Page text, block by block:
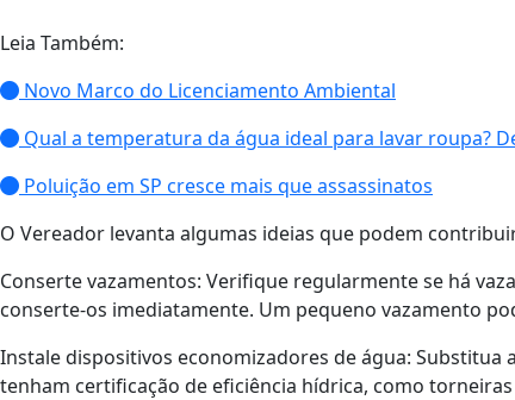
Leia Também:
Novo Marco do Licenciamento Ambiental
Qual a temperatura da água ideal para lavar roupa?
Poluição em SP cresce mais que assassinatos
O Vereador levanta algumas ideias que podem
Conserte vazamentos: Verifique regularmente se há
conserte-os imediatamente. Um pequeno vazamento
Instale dispositivos economizadores de água:
tenham certificação de eficiência hídrica, como